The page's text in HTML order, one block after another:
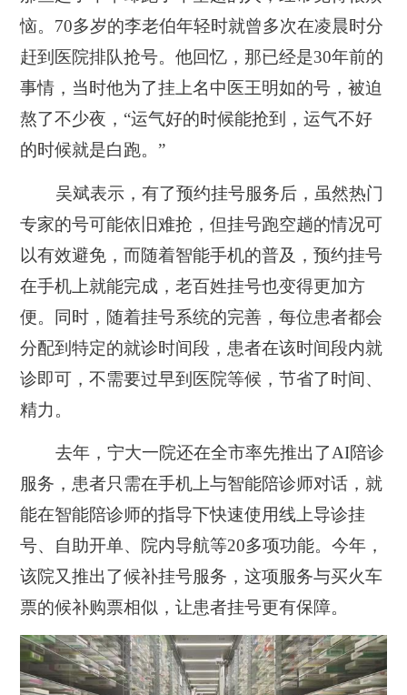
恼。70多岁的李老伯年轻时就曾多次在凌晨时分
赶到医院排队抢号。他回忆，那已经是30年前的
事情，当时他为了挂上名中医王明如的号，被迫
熬了不少夜，“运气好的时候能抢到，运气不好
的时候就是白跑。”
吴斌表示，有了预约挂号服务后，虽然热门
专家的号可能依旧难抢，但挂号跑空趟的情况可
以有效避免，而随着智能手机的普及，预约挂号
在手机上就能完成，老百姓挂号也变得更加方
便。同时，随着挂号系统的完善，每位患者都会
分配到特定的就诊时间段，患者在该时间段内就
诊即可，不需要过早到医院等候，节省了时间、
精力。
去年，宁大一院还在全市率先推出了AI陪诊
服务，患者只需在手机上与智能陪诊师对话，就
能在智能陪诊师的指导下快速使用线上导诊挂
号、自助开单、院内导航等20多项功能。今年，
该院又推出了候补挂号服务，这项服务与买火车
票的候补购票相似，让患者挂号更有保障。